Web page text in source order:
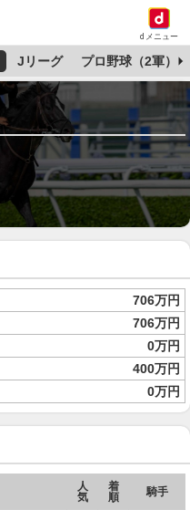
dメニュー
Jリーグ プロ野球（2軍）
706万円
706万円
0万円
400万円
0万円
人
気
着
順
騎手